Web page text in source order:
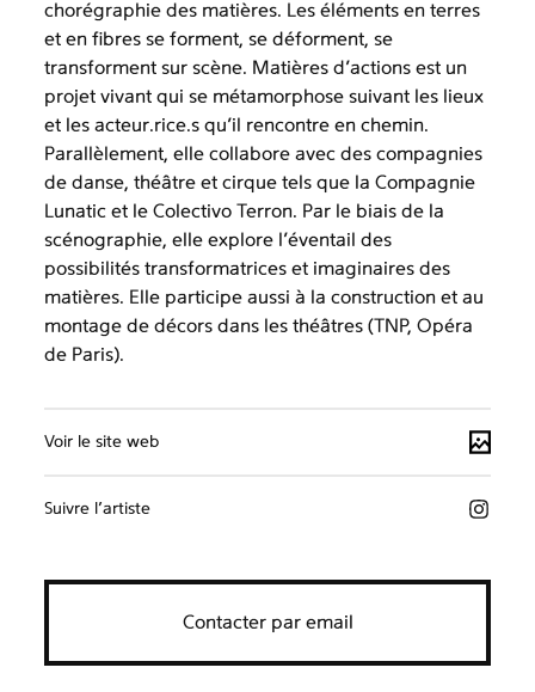
chorégraphie des matières. Les éléments en terres
et en fibres se forment, se déforment, se
transforment sur scène. Matières d’actions est un
projet vivant qui se métamorphose suivant les lieux
et les acteur.rice.s qu’il rencontre en chemin.
Parallèlement, elle collabore avec des compagnies
de danse, théâtre et cirque tels que la Compagnie
Lunatic et le Colectivo Terron. Par le biais de la
scénographie, elle explore l’éventail des
possibilités transformatrices et imaginaires des
matières. Elle participe aussi à la construction et au
montage de décors dans les théâtres (TNP, Opéra
de Paris).
Voir le site web
Suivre l’artiste
Contacter par email